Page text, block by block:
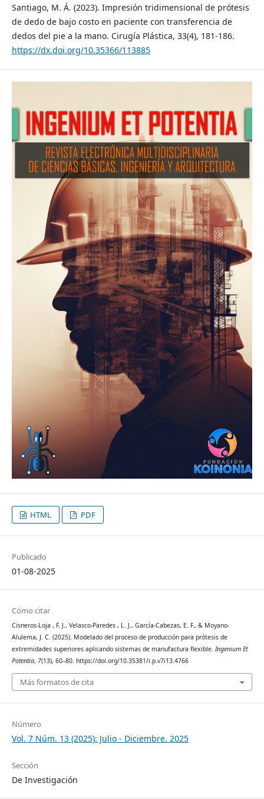
Santiago, M. Á. (2023). Impresión tridimensional de prótesis
de dedo de bajo costo en paciente con transferencia de
dedos del pie a la mano. Cirugía Plástica, 33(4), 181-186.
https://dx.doi.org/10.35366/113885
HTML PDF
Publicado
01-08-2025
Cómo citar
Cisneros-Loja , F. J., Velasco-Paredes , L. J., García-Cabezas, E. F., & Moyano-
Alulema, J. C. (2025). Modelado del proceso de producción para prótesis de
extremidades superiores aplicando sistemas de manufactura flexible. Ingenium Et
Potentia, 7(13), 60–80. https://doi.org/10.35381/i.p.v7i13.4766
Más formatos de cita
Número
Vol. 7 Núm. 13 (2025): Julio - Diciembre. 2025
Sección
De Investigación